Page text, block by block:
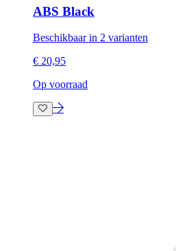
ABS Black
Beschikbaar in 2 varianten
€ 20,95
Op voorraad